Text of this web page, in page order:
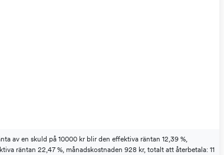
av en skuld på 10000 kr blir den effektiva räntan 12,39 %,
räntan 22,47 %, månadskostnaden 928 kr, totalt att återbetala: 11